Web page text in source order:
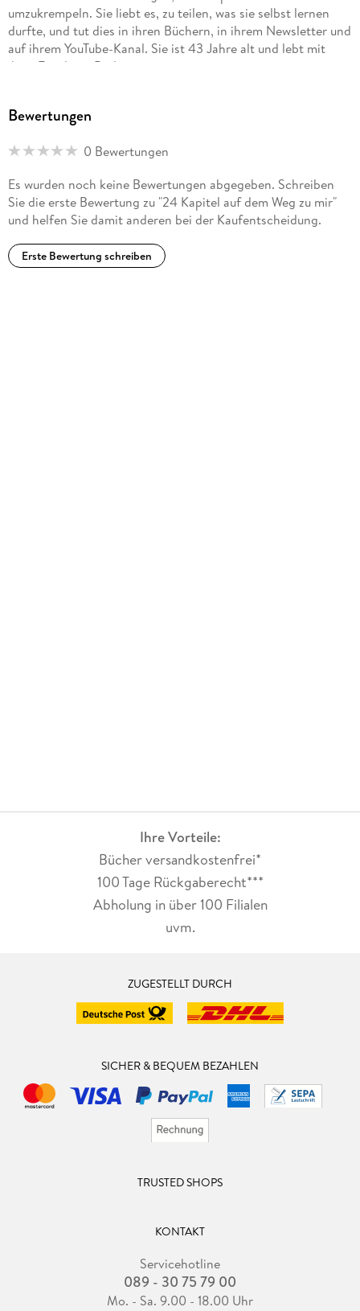
umzukrempeln. Sie liebt es, zu teilen, was sie selbst lernen
durfte, und tut dies in ihren Büchern, in ihrem Newsletter und
auf ihrem YouTube-Kanal. Sie ist 43 Jahre alt und lebt mit
ihrer Familie in Berlin.
Bewertungen
0 Bewertungen
Es wurden noch keine Bewertungen abgegeben. Schreiben
Sie die erste Bewertung zu "24 Kapitel auf dem Weg zu mir"
und helfen Sie damit anderen bei der Kaufentscheidung.
Erste Bewertung schreiben
Ihre Vorteile:
Bücher versandkostenfrei*
100 Tage Rückgaberecht***
Abholung in über 100 Filialen
uvm.
ZUGESTELLT DURCH
SICHER & BEQUEM BEZAHLEN
TRUSTED SHOPS
KONTAKT
Servicehotline
089 - 30 75 79 00
Mo. - Sa. 9.00 - 18.00 Uhr